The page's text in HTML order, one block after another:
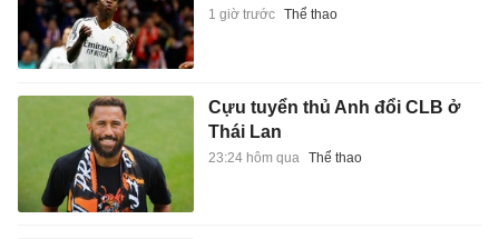
1 giờ trước Thể thao
Cựu tuyển thủ Anh đổi CLB ở
Thái Lan
23:24 hôm qua Thể thao